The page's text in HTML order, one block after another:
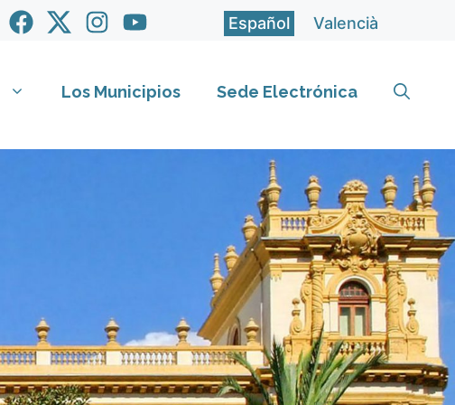
Español Valencià
Los Municipios Sede Electrónica